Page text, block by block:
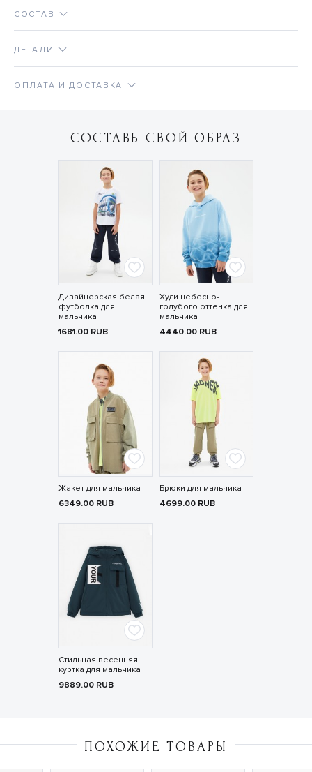
СОСТАВ
ДЕТАЛИ
ОПЛАТА И ДОСТАВКА
СОСТАВЬ СВОЙ ОБРАЗ
Дизайнерская белая
футболка для
мальчика
1681.00 RUB
Худи небесно-
голубого оттенка для
мальчика
4440.00 RUB
Жакет для мальчика
6349.00 RUB
Брюки для мальчика
4699.00 RUB
Стильная весенняя
куртка для мальчика
9889.00 RUB
ПОХОЖИЕ ТОВАРЫ